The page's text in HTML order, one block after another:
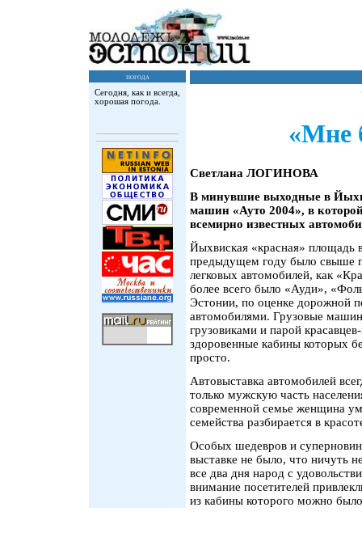
погода
Сегодня, как и всегда,
хорошая погода.
«Мне
Светлана ЛОГИНОВА
В минувшие выходные в
машин «Ауто 2004», в
всемирно известных
Йыхвиская «красная» площадь
предыдущем году было свыше
легковых автомобилей, как
более всего было «Ауди»,
Эстонии, по оценке дорожной
автомобилями. Грузовые
грузовиками и парой
здоровенные кабины которых
просто.
Автовыставка автомобилей
только мужскую часть
современной семье женщина
семейства разбирается в
Особых шедевров и
выставке не было, что ничуть
все два дня народ с
внимание посетителей
из кабины которого можно